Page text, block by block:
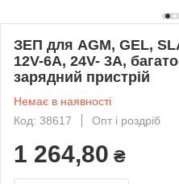
ЗЕП для AGM, GEL,
12V-6A, 24V- 3A,
зарядний пристрій
Немає в наявності
Код: 38617
Опт і роздріб
1 264,80 ₴